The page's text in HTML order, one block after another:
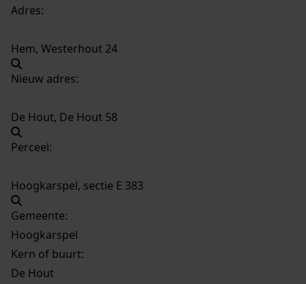
Adres:
Hem, Westerhout 24
Nieuw adres:
De Hout, De Hout 58
Perceel:
Hoogkarspel, sectie E 383
Gemeente:
Hoogkarspel
Kern of buurt:
De Hout